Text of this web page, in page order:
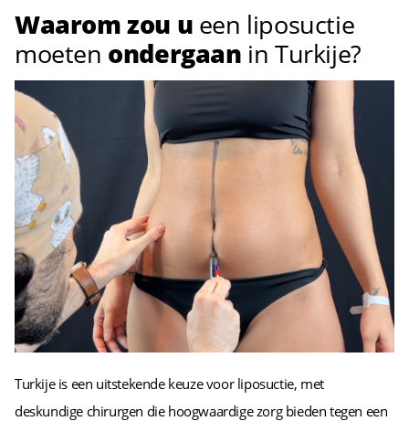
Waarom zou u een liposuctie
moeten ondergaan in Turkije?
Turkije is een uitstekende keuze voor liposuctie, met
deskundige chirurgen die hoogwaardige zorg bieden tegen een